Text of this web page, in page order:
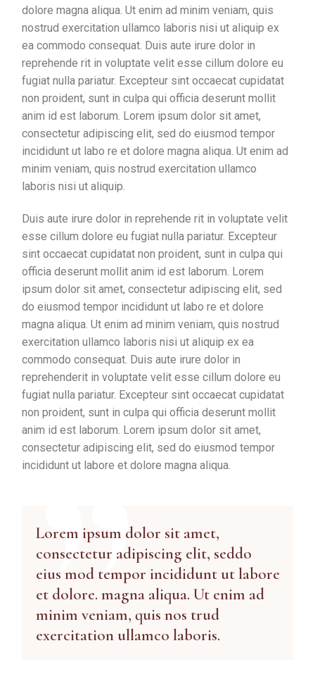
dolore magna aliqua. Ut enim ad minim veniam, quis
nostrud exercitation ullamco laboris nisi ut aliquip ex
ea commodo consequat. Duis aute irure dolor in
reprehende rit in voluptate velit esse cillum dolore eu
fugiat nulla pariatur. Excepteur sint occaecat cupidatat
non proident, sunt in culpa qui officia deserunt mollit
anim id est laborum. Lorem ipsum dolor sit amet,
consectetur adipiscing elit, sed do eiusmod tempor
incididunt ut labo re et dolore magna aliqua. Ut enim ad
minim veniam, quis nostrud exercitation ullamco
laboris nisi ut aliquip.
Duis aute irure dolor in reprehende rit in voluptate velit
esse cillum dolore eu fugiat nulla pariatur. Excepteur
sint occaecat cupidatat non proident, sunt in culpa qui
officia deserunt mollit anim id est laborum. Lorem
ipsum dolor sit amet, consectetur adipiscing elit, sed
do eiusmod tempor incididunt ut labo re et dolore
magna aliqua. Ut enim ad minim veniam, quis nostrud
exercitation ullamco laboris nisi ut aliquip ex ea
commodo consequat. Duis aute irure dolor in
reprehenderit in voluptate velit esse cillum dolore eu
fugiat nulla pariatur. Excepteur sint occaecat cupidatat
non proident, sunt in culpa qui officia deserunt mollit
anim id est laborum. Lorem ipsum dolor sit amet,
consectetur adipiscing elit, sed do eiusmod tempor
incididunt ut labore et dolore magna aliqua.
Lorem ipsum dolor sit amet,
consectetur adipiscing elit, seddo
eius mod tempor incididunt ut labore
et dolore. magna aliqua. Ut enim ad
minim veniam, quis nos trud
exercitation ullamco laboris.